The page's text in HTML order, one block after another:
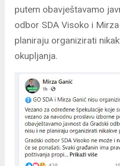
putem obavještavamo
odbor SDA Visoko i
planiraju organizirati
okupljanja.